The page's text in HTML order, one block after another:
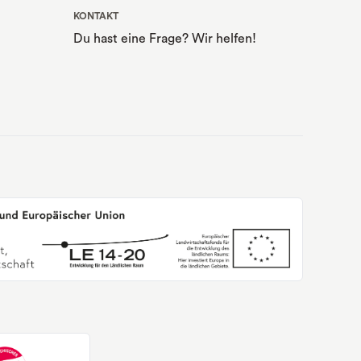
KONTAKT
Du hast eine Frage? Wir helfen!